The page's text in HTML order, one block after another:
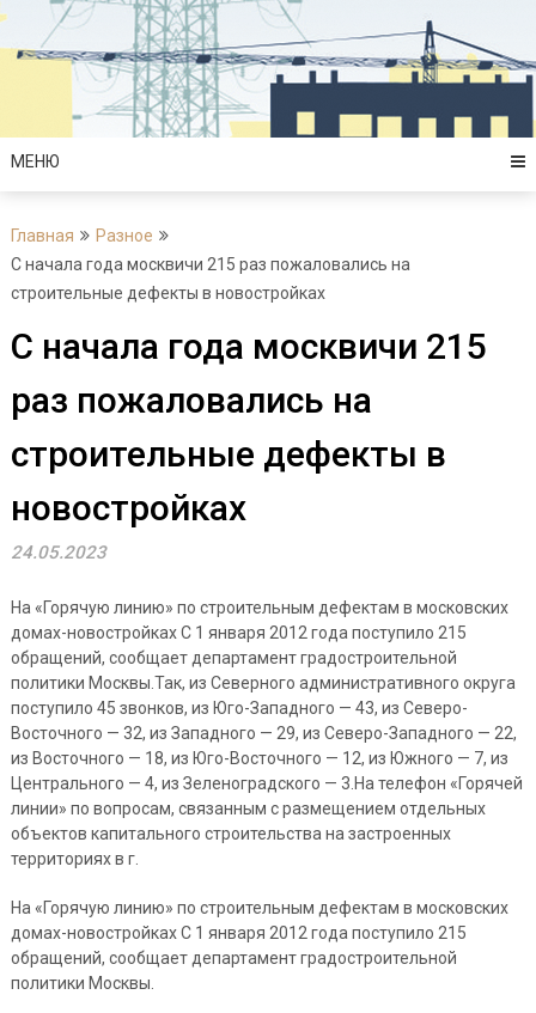
Перейти
содержимому
МЕНЮ
Главная
Разное
С начала года москвичи 215 раз пожаловались на
строительные дефекты в новостройках
С начала года москвичи 215
раз пожаловались на
строительные дефекты в
новостройках
24.05.2023
На «Горячую линию» по строительным дефектам в московских
домах-новостройках С 1 января 2012 года поступило 215
обращений, сообщает департамент градостроительной
политики Москвы.Так, из Северного административного округа
поступило 45 звонков, из Юго-Западного — 43, из Северо-
Восточного — 32, из Западного — 29, из Северо-Западного — 22,
из Восточного — 18, из Юго-Восточного — 12, из Южного — 7, из
Центрального — 4, из Зеленоградского — 3.На телефон «Горячей
линии» по вопросам, связанным с размещением отдельных
объектов капитального строительства на застроенных
территориях в г.
На «Горячую линию» по строительным дефектам в московских
домах-новостройках С 1 января 2012 года поступило 215
обращений, сообщает департамент градостроительной
политики Москвы.